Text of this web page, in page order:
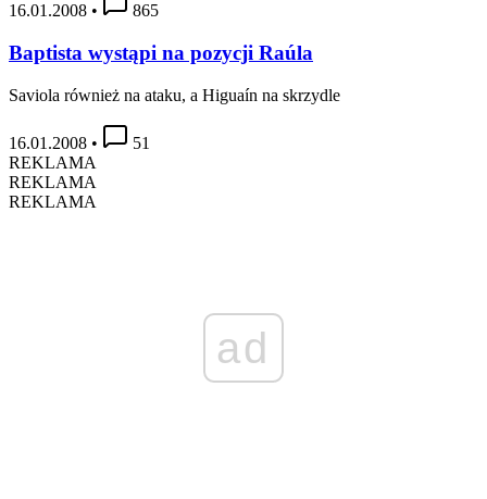
16.01.2008 • 865
Baptista wystąpi na pozycji Raúla
Saviola również na ataku, a Higuaín na skrzydle
16.01.2008 •
51
REKLAMA
REKLAMA
REKLAMA
ad